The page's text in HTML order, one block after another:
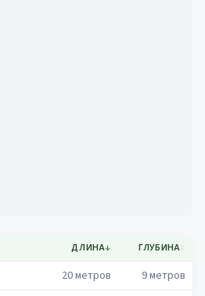
ДЛИНА↓ ГЛУБИНА↕
20метров 9метров